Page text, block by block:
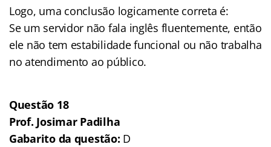
Logo, uma conclusão logicamente correta é:
Se um servidor não fala inglês fluentemente, então
ele não tem estabilidade funcional ou não trabalha
no atendimento ao público.
Questão 18
Prof. Josimar Padilha
Gabarito da questão: D